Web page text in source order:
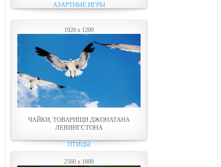
АЗАРТНЫЕ ИГРЫ
1920 x 1200
ЧАЙКИ, ТОВАРИЩИ ДЖОНАТАНА
ЛЕВИНГСТОНА
ПТИЦЫ
2560 x 1600